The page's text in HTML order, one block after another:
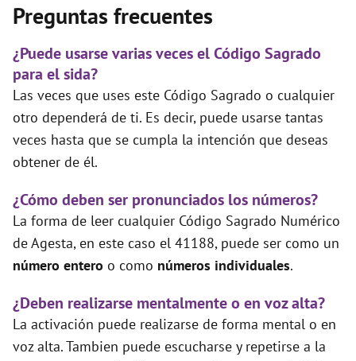
Preguntas frecuentes
¿Puede usarse varias veces el Código Sagrado
para el sida?
Las veces que uses este Código Sagrado o cualquier
otro dependerá de ti. Es decir, puede usarse tantas
veces hasta que se cumpla la intención que deseas
obtener de él.
¿Cómo deben ser pronunciados los números?
La forma de leer cualquier Código Sagrado Numérico
de Agesta, en este caso el 41188, puede ser como un
número entero o como números individuales.
¿Deben realizarse mentalmente o en voz alta?
La activación puede realizarse de forma mental o en
voz alta. Tambien puede escucharse y repetirse a la